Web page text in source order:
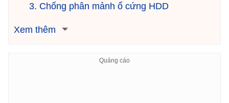
3. Chống phân mảnh ổ cứng HDD
Xem thêm